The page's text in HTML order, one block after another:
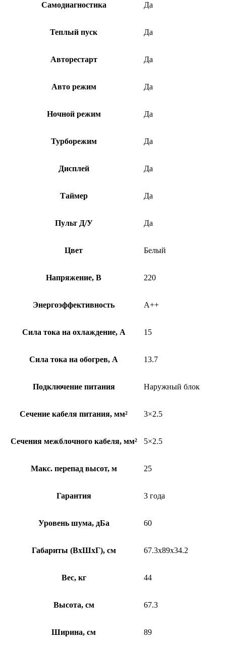
Самодиагностика Да
Теплый пуск Да
Авторестарт Да
Авто режим Да
Ночной режим Да
Турборежим Да
Дисплей Да
Таймер Да
Пульт Д/У Да
Цвет Белый
Напряжение, В 220
Энергоэффективность A++
Сила тока на охлаждение, А 15
Сила тока на обогрев, А 13.7
Подключение питания Наружный блок
Сечение кабеля питания, мм² 3×2.5
Сечения межблочного кабеля, мм² 5×2.5
Макс. перепад высот, м 25
Гарантия 3 года
Уровень шума, дБа 60
Габариты (ВхШхГ), см 67.3x89x34.2
Вес, кг 44
Высота, см 67.3
Ширина, см 89